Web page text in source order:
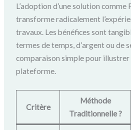
L’adoption d’une solution
transforme radicalement
travaux. Les bénéfices sont
termes de temps, d’argent ou de
comparaison simple pour illustrer
plateforme.
Critère
Méthode
Traditionnelle ?️